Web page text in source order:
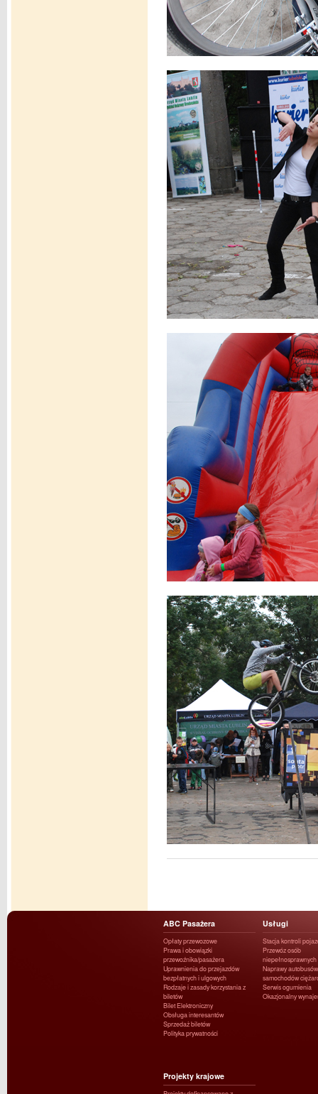
ABC Pasażera
Opłaty przewozowe
Prawa i obowiązki
przewoźnika/pasażera
Uprawnienia do przejazdów
bezpłatnych i ulgowych
Rodzaje i zasady korzystania z
biletów
Bilet Elektroniczny
Obsługa interesantów
Sprzedaż biletów
Polityka prywatności
Usługi
Stacja kontroli
Przewóz osób
niepełnosprawnych
Naprawy
samochodów
Serwis ogumienia
Okazjonalny
Projekty krajowe